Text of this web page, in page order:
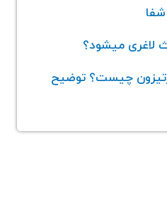
لاغری میشود؟
چیست؟ توضیح